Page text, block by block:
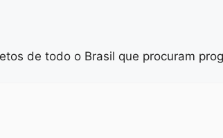
de todo o Brasil que procuram